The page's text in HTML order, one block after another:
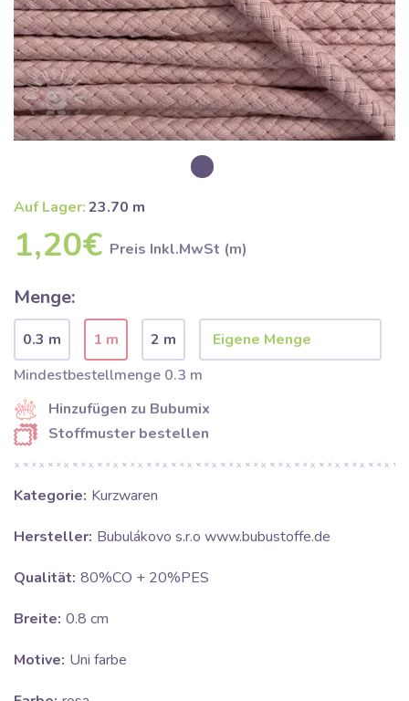
Auf Lager:23.70 m
1,20€ Preis Inkl.MwSt (m)
Menge:
0.3 m 1 m
2 m
Mindestbestellmenge 0.3 m
Hinzufügen zu Bubumix
Stoffmuster bestellen
Kategorie: Kurzwaren
Hersteller: Bubulákovo s.r.o www.bubustoffe.de
Qualität: 80%CO + 20%PES
Breite: 0.8 cm
Motive: Uni farbe